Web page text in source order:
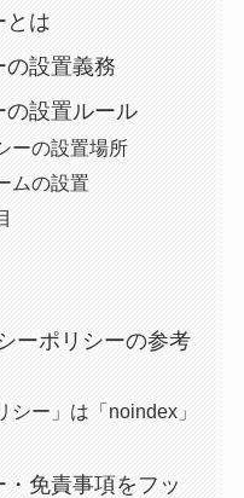
とは
の設置義務
の設置ルール
ーの設置場所
ムの設置
ーポリシーの参考
シー」は「noindex」
免責事項をフッ